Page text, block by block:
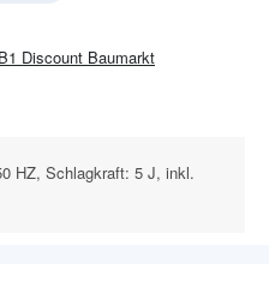
B1 Discount Baumarkt
HZ, Schlagkraft: 5 J, inkl.